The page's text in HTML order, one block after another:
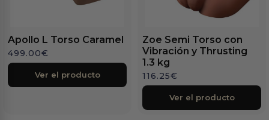
Apollo L Torso Caramel
499.00€
Ver el producto
Zoe Semi Torso con
Vibración y Thrusting
1.3 kg
116.25€
Ver el producto